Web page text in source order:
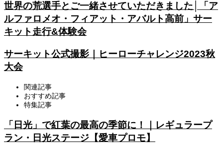
世界の荒選手とご一緒させていただきました│「ア
ルファロメオ・フィアット・アバルト高前」サー
キット走行&体験会
サーキット公式撮影｜ヒーローチャレンジ2023秋
大会
関連記事
おすすめ記事
特集記事
「日光」で紅葉の最高の季節に！｜レギュラープ
ラン・日光ステージ【愛車プロモ】